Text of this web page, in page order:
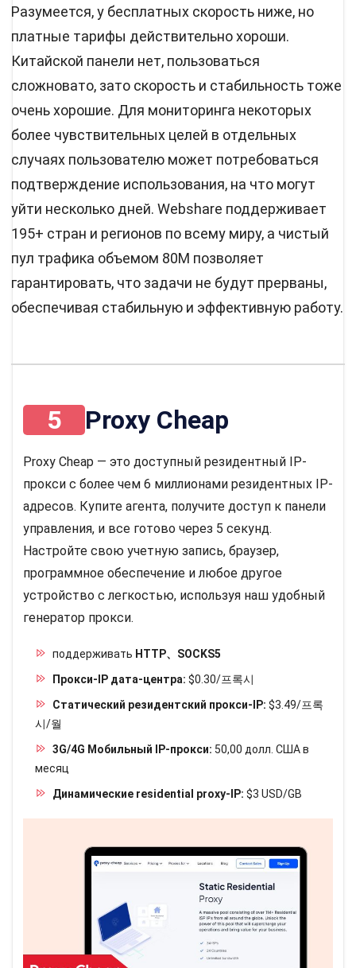
Разумеется, у бесплатных скорость ниже, но
платные тарифы действительно хороши.
Китайской панели нет, пользоваться
сложновато, зато скорость и стабильность тоже
очень хорошие. Для мониторинга некоторых
более чувствительных целей в отдельных
случаях пользователю может потребоваться
подтверждение использования, на что могут
уйти несколько дней. Webshare поддерживает
195+ стран и регионов по всему миру, а чистый
пул трафика объемом 80M позволяет
гарантировать, что задачи не будут прерваны,
обеспечивая стабильную и эффективную работу.
5 Proxy Cheap
Proxy Cheap — это доступный резидентный IP-
прокси с более чем 6 миллионами резидентных IP-
адресов. Купите агента, получите доступ к панели
управления, и все готово через 5 секунд.
Настройте свою учетную запись, браузер,
программное обеспечение и любое другое
устройство с легкостью, используя наш удобный
генератор прокси.
поддерживать HTTP、SOCKS5
Прокси-IP дата-центра: $0.30/프록시
Статический резидентский прокси-IP: $3.49/프록
시/월
3G/4G Мобильный IP-прокси: 50,00 долл. США в
месяц
Динамические residential proxy-IP: $3 USD/GB